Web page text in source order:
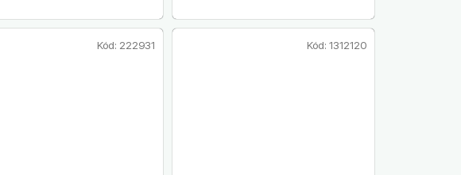
Kód: 222931 Kód: 1312120